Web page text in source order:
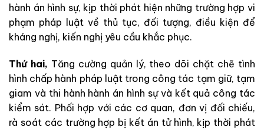
hành án hình sự, kịp thời phát hiện những trường hợp vi
phạm pháp luật về thủ tục, đối tượng, điều kiện để
kháng nghị, kiến nghị yêu cầu khắc phục.
Thứ hai, Tăng cường quản lý, theo dõi chặt chẽ tình
hình chấp hành pháp luật trong công tác tạm giữ, tạm
giam và thi hành hành án hình sự và kết quả công tác
kiểm sát. Phối hợp với các cơ quan, đơn vị đối chiếu,
rà soát các trường hợp bị kết án tử hình, kịp thời phát